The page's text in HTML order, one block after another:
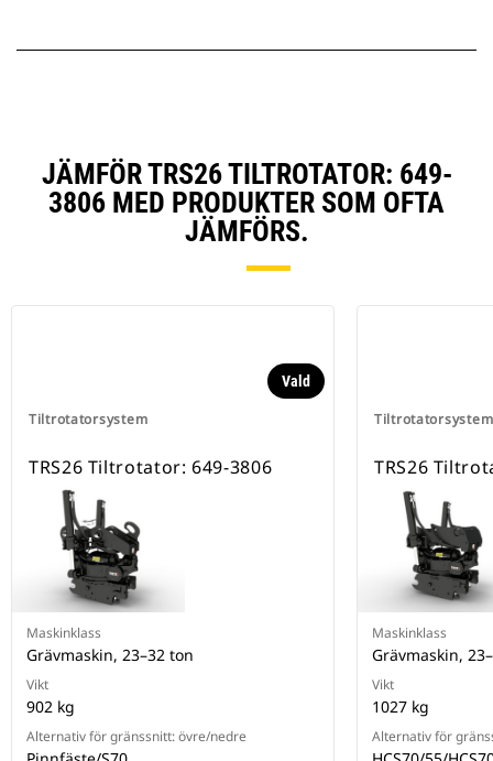
JÄMFÖR TRS26 TILTROTATOR: 649-
3806 MED PRODUKTER SOM OFTA
JÄMFÖRS.
Tiltrotatorsystem
Vald
TRS26 Tiltrotator: 649-3806
Maskinklass
Grävmaskin, 23–32 ton
Vikt
902 kg
Alternativ för gränssnitt: övre/nedre
Tiltrotatorsystem
TRS26
Maskinklass
Grävmaskin,
Vikt
1027 kg
Alternativ för